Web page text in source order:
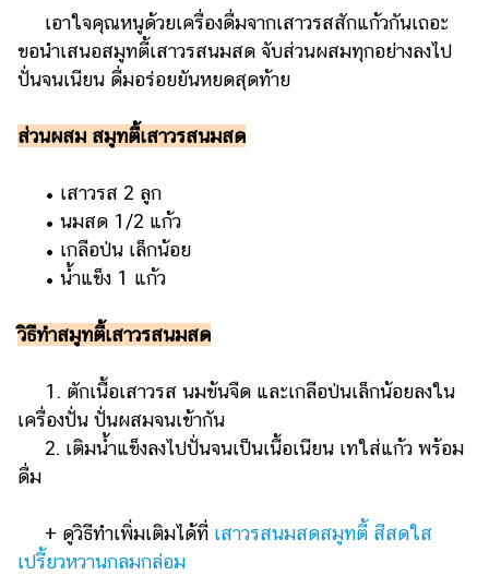
เอาใจคุณหนูด้วยเครื่องดื่มจากเสาวรสสักแก้วกันเถอะ
ขอนำเสนอสมูทตี้เสาวรสนมสด จับส่วนผสมทุกอย่างลงไป
ปั่นจนเนียน ดื่มอร่อยยันหยดสุดท้าย
ส่วนผสม สมูทตี้เสาวรสนมสด
• เสาวรส 2 ลูก
• นมสด 1/2 แก้ว
• เกลือป่น เล็กน้อย
• น้ำแข็ง 1 แก้ว
วิธีทำสมูทตี้เสาวรสนมสด
1. ตักเนื้อเสาวรส นมข้นจืด และเกลือป่นเล็กน้อยลงใน
เครื่องปั่น ปั่นผสมจนเข้ากัน
2. เติมน้ำแข็งลงไปปั่นจนเป็นเนื้อเนียน เทใส่แก้ว พร้อม
ดื่ม
+ ดูวิธีทำเพิ่มเติมได้ที่ เสาวรสนมสดสมูทตี้ สีสดใส
เปรี้ยวหวานกลมกล่อม